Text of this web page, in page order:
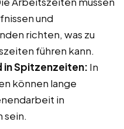
und
richten, was zu
führen kann.
in Spitzenzeiten: In
können lange
in
sein.